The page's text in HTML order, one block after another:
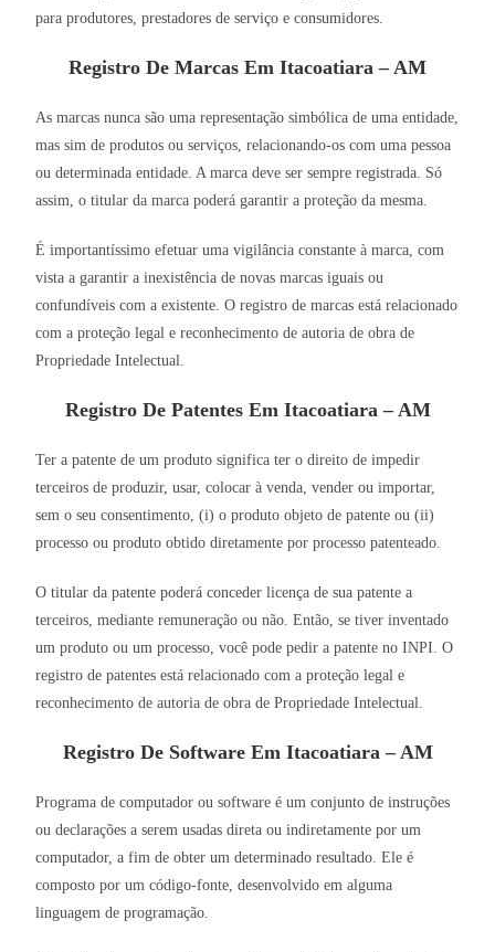
para produtores, prestadores de serviço e consumidores.
Registro De Marcas Em Itacoatiara – AM
As marcas nunca são uma representação simbólica de uma entidade,
mas sim de produtos ou serviços, relacionando-os com uma pessoa
ou determinada entidade. A marca deve ser sempre registrada. Só
assim, o titular da marca poderá garantir a proteção da mesma.
É importantíssimo efetuar uma vigilância constante à marca, com
vista a garantir a inexistência de novas marcas iguais ou
confundíveis com a existente. O registro de marcas está relacionado
com a proteção legal e reconhecimento de autoria de obra de
Propriedade Intelectual.
Registro De Patentes Em Itacoatiara – AM
Ter a patente de um produto significa ter o direito de impedir
terceiros de produzir, usar, colocar à venda, vender ou importar,
sem o seu consentimento, (i) o produto objeto de patente ou (ii)
processo ou produto obtido diretamente por processo patenteado.
O titular da patente poderá conceder licença de sua patente a
terceiros, mediante remuneração ou não. Então, se tiver inventado
um produto ou um processo, você pode pedir a patente no INPI. O
registro de patentes está relacionado com a proteção legal e
reconhecimento de autoria de obra de Propriedade Intelectual.
Registro De Software Em Itacoatiara – AM
Programa de computador ou software é um conjunto de instruções
ou declarações a serem usadas direta ou indiretamente por um
computador, a fim de obter um determinado resultado. Ele é
composto por um código-fonte, desenvolvido em alguma
linguagem de programação.